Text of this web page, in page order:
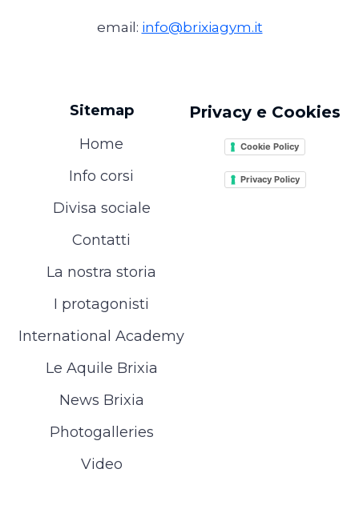
email: info@brixiagym.it
Sitemap
Home
Info corsi
Divisa sociale
Contatti
La nostra storia
I protagonisti
International Academy
Le Aquile Brixia
News Brixia
Photogalleries
Video
Privacy e Cookies
Cookie Policy
Privacy Policy